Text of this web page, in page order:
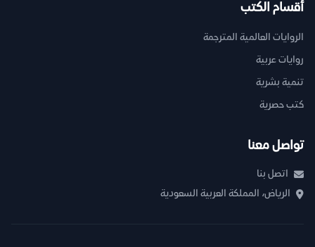
أقسام الكتب
الروايات العالمية المترجمة
روايات عربية
تنمية بشرية
كتب حصرية
تواصل معنا
اتصل بنا
الرياض، المملكة العربية السعودية